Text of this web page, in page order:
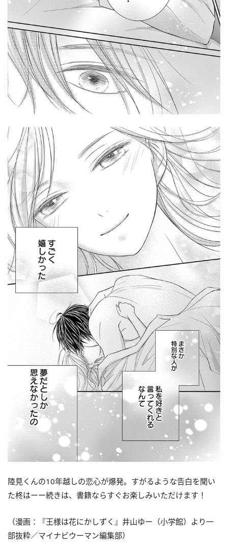
陸見くんの10年越しの恋心が爆発。すがるような告白を聞い
た柊はーー続きは、書籍ならすぐお楽しみいただけます！
（漫画：『王様は花にかしずく』井山ゆー（小学館）より一
部抜粋／マイナビウーマン編集部）